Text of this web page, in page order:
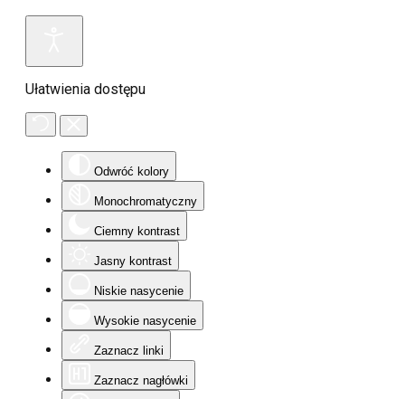
Ułatwienia dostępu
Odwróć kolory
Monochromatyczny
Ciemny kontrast
Jasny kontrast
Niskie nasycenie
Wysokie nasycenie
Zaznacz linki
Zaznacz nagłówki